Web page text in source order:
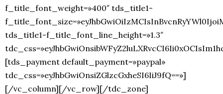
f_title_font_weight=»400″ tds_title1-
tds_title1-f_title_font_line_height=»1.3″
[tds_payment default_payment=»paypal»
tdc_css=»eyJhbGwiOnsiZGlzcGxheSI6IiJ9fQ==»]
[/vc_column][/vc_row][/tdc_zone]